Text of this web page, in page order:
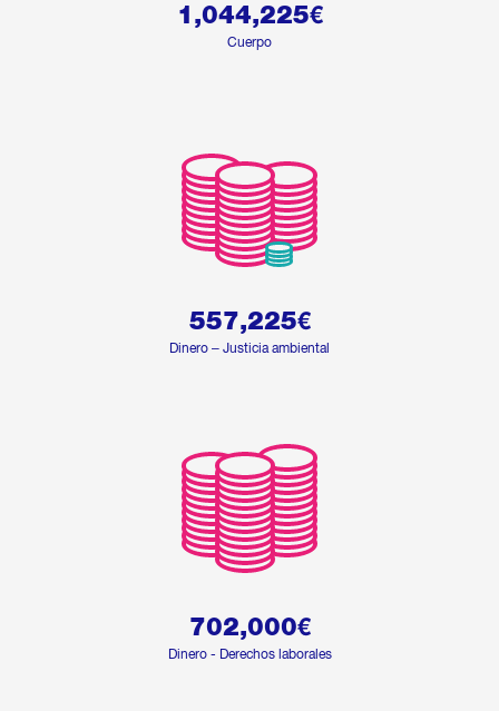
1,044,225€
Cuerpo
557,225€
Dinero – Justicia ambiental
702,000€
Dinero - Derechos laborales